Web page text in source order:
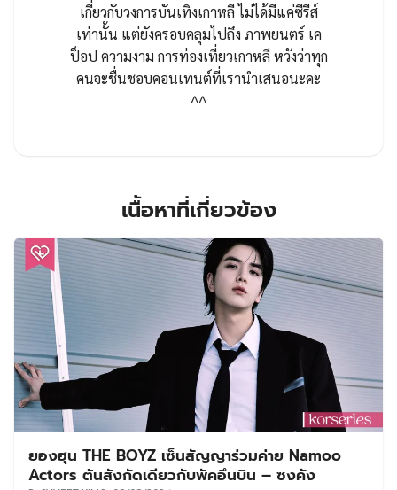
เกี่ยวกับวงการบันเทิงเกาหลี ไม่ได้มีแค่ซีรีส์
เท่านั้น แต่ยังครอบคลุมไปถึง ภาพยนตร์ เค
ป็อป ความงาม การท่องเที่ยวเกาหลี หวังว่าทุก
คนจะชื่นชอบคอนเทนต์ที่เรานำเสนอนะคะ
^^
เนื้อหาที่เกี่ยวข้อง
ยองฮุน THE BOYZ เซ็นสัญญาร่วมค่าย Namoo
Actors ต้นสังกัดเดียวกับพัคอึนบิน – ซงคัง